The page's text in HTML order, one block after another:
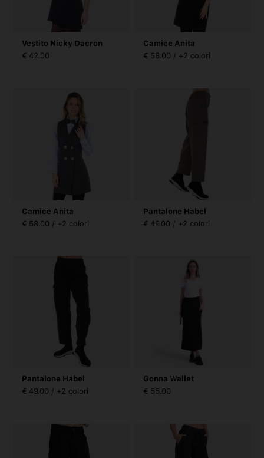
Vestito Nicky Dacron
€ 42.00
Camice Anita
€ 58.00 / +2 colori
Camice Anita
€ 58.00 / +2 colori
Pantalone Habel
€ 49.00 / +2 colori
Pantalone Habel
€ 49.00 / +2 colori
Gonna Wallet
€ 55.00